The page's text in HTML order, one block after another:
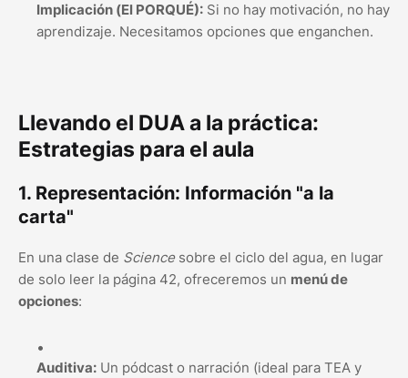
Implicación (El PORQUÉ): Si no hay motivación, no hay
aprendizaje. Necesitamos opciones que enganchen.
Llevando el DUA a la práctica:
Estrategias para el aula
1. Representación: Información "a la
carta"
En una clase de Sciencesobre el ciclo del agua, en lugar
de solo leer la página 42, ofreceremos un menú de
opciones:
Auditiva: Un pódcast o narración (ideal para TEA y